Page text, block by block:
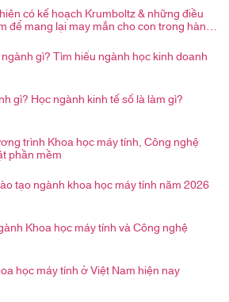
có kế hoạch Krumboltz & những điều
để mang lại may mắn cho con trong hành
gì? Tìm hiểu ngành học kinh doanh
gì? Học ngành kinh tế số là làm gì?
trình Khoa học máy tính, Công nghệ
phần mềm
tạo ngành khoa học máy tính năm 2026
Khoa học máy tính và Công nghệ
học máy tính ở Việt Nam hiện nay